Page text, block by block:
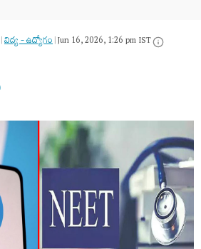
|విద్య - ఉద్యోగం|Jun 16, 2026, 1:26 pm IST